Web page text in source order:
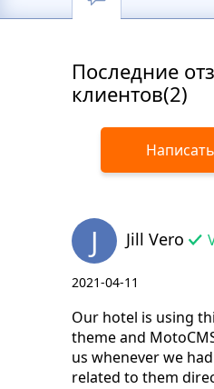
Последние
клиентов(2)
J Jill Vero
2021-04-11
Our hotel is using
theme and
us whenever we
related to them